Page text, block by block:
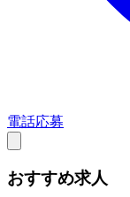
電話応募
おすすめ求人